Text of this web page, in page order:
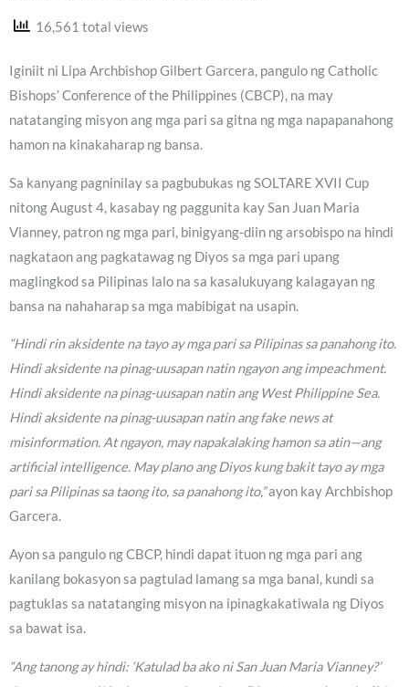
16,561 total views
Iginiit ni Lipa Archbishop Gilbert Garcera, pangulo ng Catholic
Bishops’ Conference of the Philippines (CBCP), na may
natatanging misyon ang mga pari sa gitna ng mga napapanahong
hamon na kinakaharap ng bansa.
Sa kanyang pagninilay sa pagbubukas ng SOLTARE XVII Cup
nitong August 4, kasabay ng paggunita kay San Juan Maria
Vianney, patron ng mga pari, binigyang-diin ng arsobispo na hindi
nagkataon ang pagkatawag ng Diyos sa mga pari upang
maglingkod sa Pilipinas lalo na sa kasalukuyang kalagayan ng
bansa na nahaharap sa mga mabibigat na usapin.
“Hindi rin aksidente na tayo ay mga pari sa Pilipinas sa panahong ito.
Hindi aksidente na pinag-uusapan natin ngayon ang impeachment.
Hindi aksidente na pinag-uusapan natin ang West Philippine Sea.
Hindi aksidente na pinag-uusapan natin ang fake news at
misinformation. At ngayon, may napakalaking hamon sa atin—ang
artificial intelligence. May plano ang Diyos kung bakit tayo ay mga
pari sa Pilipinas sa taong ito, sa panahong ito,”ayon kay Archbishop
Garcera.
Ayon sa pangulo ng CBCP, hindi dapat ituon ng mga pari ang
kanilang bokasyon sa pagtulad lamang sa mga banal, kundi sa
pagtuklas sa natatanging misyon na ipinagkakatiwala ng Diyos
sa bawat isa.
“Ang tanong ay hindi: ‘Katulad ba ako ni San Juan Maria Vianney?’